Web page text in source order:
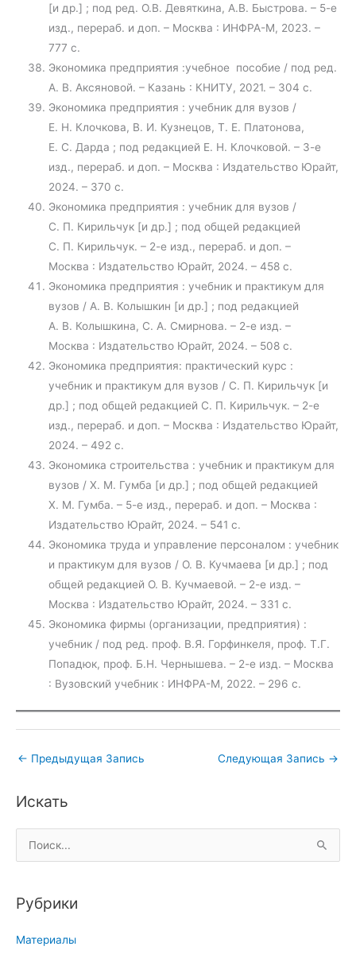
[и др.] ; под ред. О.В. Девяткина, А.В. Быстрова. – 5-е
изд., перераб. и доп. – Москва : ИНФРА-М, 2023. –
777 с.
Экономика предприятия :учебное пособие / под ред.
А. В. Аксяновой. – Казань : КНИТУ, 2021. – 304 с.
Экономика предприятия : учебник для вузов /
Е. Н. Клочкова, В. И. Кузнецов, Т. Е. Платонова,
Е. С. Дарда ; под редакцией Е. Н. Клочковой. – 3-е
изд., перераб. и доп. – Москва : Издательство Юрайт,
2024. – 370 с.
Экономика предприятия : учебник для вузов /
С. П. Кирильчук [и др.] ; под общей редакцией
С. П. Кирильчук. – 2-е изд., перераб. и доп. –
Москва : Издательство Юрайт, 2024. – 458 с.
Экономика предприятия : учебник и практикум для
вузов / А. В. Колышкин [и др.] ; под редакцией
А. В. Колышкина, С. А. Смирнова. – 2-е изд. –
Москва : Издательство Юрайт, 2024. – 508 с.
Экономика предприятия: практический курс :
учебник и практикум для вузов / С. П. Кирильчук [и
др.] ; под общей редакцией С. П. Кирильчук. – 2-е
изд., перераб. и доп. – Москва : Издательство Юрайт,
2024. – 492 с.
Экономика строительства : учебник и практикум для
вузов / Х. М. Гумба [и др.] ; под общей редакцией
Х. М. Гумба. – 5-е изд., перераб. и доп. – Москва :
Издательство Юрайт, 2024. – 541 с.
Экономика труда и управление персоналом : учебник
и практикум для вузов / О. В. Кучмаева [и др.] ; под
общей редакцией О. В. Кучмаевой. – 2-е изд. –
Москва : Издательство Юрайт, 2024. – 331 с.
Экономика фирмы (организации, предприятия) :
учебник / под ред. проф. В.Я. Горфинкеля, проф. Т.Г.
Попадюк, проф. Б.Н. Чернышева. – 2-е изд. – Москва
: Вузовский учебник : ИНФРА-М, 2022. – 296 с.
← Предыдущая Запись Следующая Запись →
Искать
о
с
:
Рубрики
Материалы